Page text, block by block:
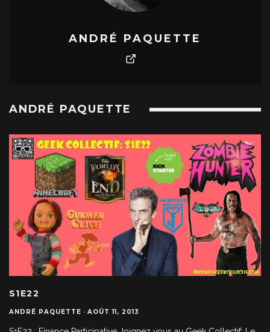
ANDRÉ PAQUETTE
ANDRÉ PAQUETTE
S1E22
ANDRÉ PAQUETTE · AOÛT 11, 2013